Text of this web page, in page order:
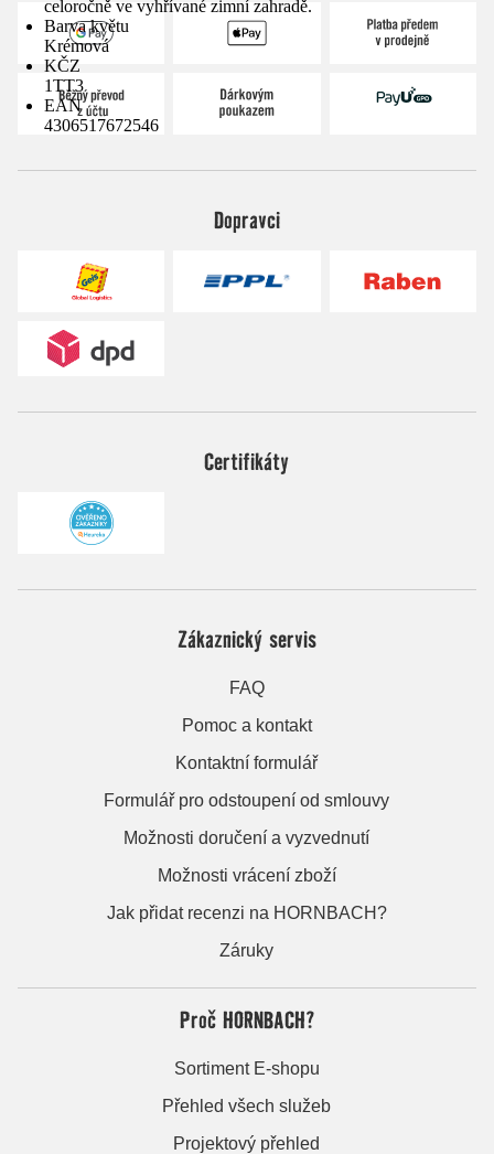
celoročně ve vyhřívané zimní zahradě.
Barva květu
Krémová
KČZ
1TT3
EAN
4306517672546
Dopravci
Certifikáty
Zákaznický servis
FAQ
Pomoc a kontakt
Kontaktní formulář
Formulář pro odstoupení od smlouvy
Možnosti doručení a vyzvednutí
Možnosti vrácení zboží
Jak přidat recenzi na HORNBACH?
Záruky
Proč HORNBACH?
Sortiment E-shopu
Přehled všech služeb
Projektový přehled